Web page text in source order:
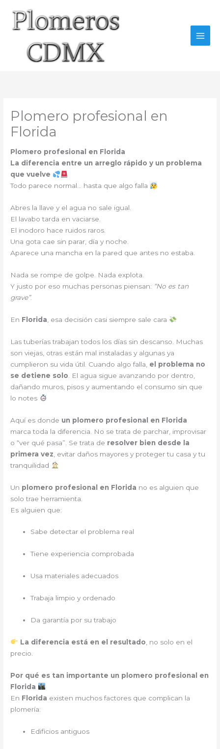
contenido
Plomero profesional en
Florida
Plomero profesional en Florida
La diferencia entre un arreglo rápido y un problema
que vuelve
Todo parece normal… hasta que algo falla
Abres la llave y el agua no sale igual.
El lavabo tarda en vaciarse.
El inodoro hace ruidos raros.
Una gota cae sin parar, día y noche.
Aparece una mancha en la pared que antes no estaba.
Nada se rompe de golpe. Nada explota.
Y justo por eso muchas personas piensan: “No es tan
grave”.
En Florida , esa decisión casi siempre sale cara
Las tuberías trabajan todos los días sin descanso. Muchas
son viejas, otras están mal instaladas y algunas ya
cumplieron su vida útil. Cuando algo falla, el problema no
se detiene solo . El agua sigue avanzando por dentro,
dañando muros, pisos y aumentando el consumo sin que
lo notes
Aquí es donde un plomero profesional en Florida
marca toda la diferencia. No se trata de parchar, improvisar
o “ver qué pasa”. Se trata de resolver bien desde la
primera vez , evitar daños mayores y proteger tu casa y tu
tranquilidad
Un plomero profesional en Florida no es alguien que
solo trae herramienta.
Es alguien que:
Sabe detectar el problema real
Tiene experiencia comprobada
Usa materiales adecuados
Trabaja limpio y ordenado
Da garantía por su trabajo
La diferencia está en el resultado , no solo en el
precio.
Por qué es tan importante un plomero profesional en
Florida
En Florida existen muchos factores que complican la
plomería:
Edificios antiguos